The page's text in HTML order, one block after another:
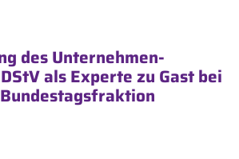
des Unternehmen-
als Experte zu Gast bei